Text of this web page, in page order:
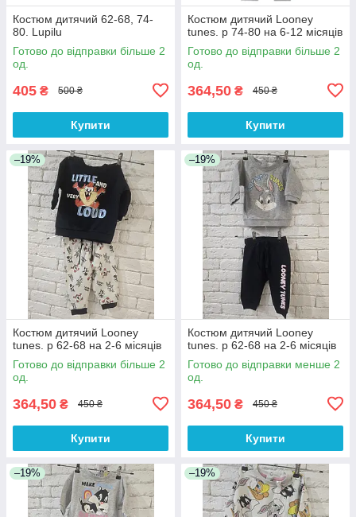
Костюм дитячий 62-68, 74-
80. Lupilu
Готово до відправки більше 2
од.
405 ₴ 500 ₴
Купити
Костюм дитячий Looney
tunes. р 74-80 на 6-12 місяців
Готово до відправки більше 2
од.
364,50 ₴ 450 ₴
Купити
–19%
Костюм дитячий Looney
tunes. р 62-68 на 2-6 місяців
Готово до відправки більше 2
од.
364,50 ₴ 450 ₴
Купити
–19%
Костюм дитячий Looney
tunes. р 62-68 на 2-6 місяців
Готово до відправки менше 2
од.
364,50 ₴ 450 ₴
Купити
–19% –19%